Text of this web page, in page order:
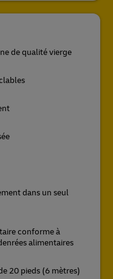
de qualité vierge
dans un seul
conforme à
alimentaires
20 pieds (6 mètres)